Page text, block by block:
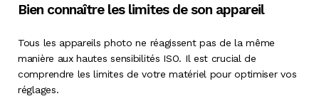
Bien connaître les limites de son appareil
Tous les appareils photo ne réagissent pas de la même
manière aux hautes sensibilités ISO. Il est crucial de
comprendre les limites de votre matériel pour optimiser vos
réglages.